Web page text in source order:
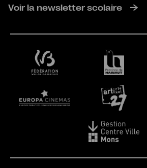
Voir la newsletter scolaire